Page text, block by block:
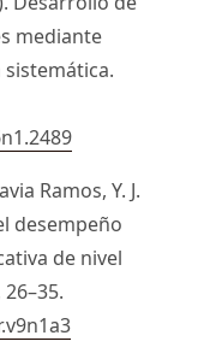
mediante
Ramos, Y. J.
desempeño
de nivel
26–35.